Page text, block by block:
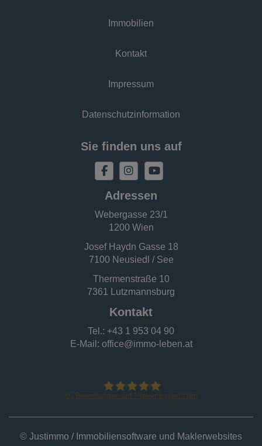
Immobilien
Kontakt
Impressum
Datenschutzinformation
Sie finden uns auf
Adressen
Webergasse 23/1
1200 Wien
Josef Haydn Gasse 18
7100 Neusiedl / See
Thermenstraße 10
7361 Lutzmannsburg
Kontakt
Tel.: +43 1 953 04 90
E-Mail: office@immo-leben.at
Bewertungen auf ProvenExpert.com
© Justimmo / Immobiliensoftware und Maklerwebsites